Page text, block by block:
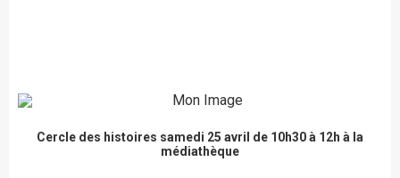
Cercle des histoires samedi 25 avril de 10h30 à 12h à la
médiathèque